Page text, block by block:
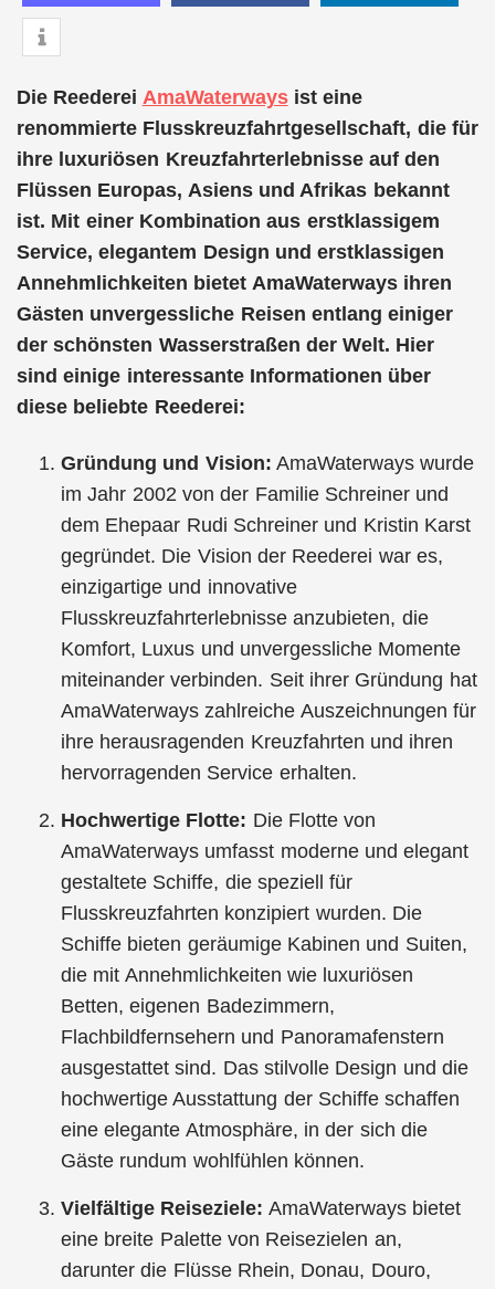
Die Reederei AmaWaterwaysist eine
renommierte Flusskreuzfahrtgesellschaft, die für
ihre luxuriösen Kreuzfahrterlebnisse auf den
Flüssen Europas, Asiens und Afrikas bekannt
ist. Mit einer Kombination aus erstklassigem
Service, elegantem Design und erstklassigen
Annehmlichkeiten bietet AmaWaterways ihren
Gästen unvergessliche Reisen entlang einiger
der schönsten Wasserstraßen der Welt. Hier
sind einige interessante Informationen über
diese beliebte Reederei:
Gründung und Vision: AmaWaterways wurde
im Jahr 2002 von der Familie Schreiner und
dem Ehepaar Rudi Schreiner und Kristin Karst
gegründet. Die Vision der Reederei war es,
einzigartige und innovative
Flusskreuzfahrterlebnisse anzubieten, die
Komfort, Luxus und unvergessliche Momente
miteinander verbinden. Seit ihrer Gründung hat
AmaWaterways zahlreiche Auszeichnungen für
ihre herausragenden Kreuzfahrten und ihren
hervorragenden Service erhalten.
Hochwertige Flotte: Die Flotte von
AmaWaterways umfasst moderne und elegant
gestaltete Schiffe, die speziell für
Flusskreuzfahrten konzipiert wurden. Die
Schiffe bieten geräumige Kabinen und Suiten,
die mit Annehmlichkeiten wie luxuriösen
Betten, eigenen Badezimmern,
Flachbildfernsehern und Panoramafenstern
ausgestattet sind. Das stilvolle Design und die
hochwertige Ausstattung der Schiffe schaffen
eine elegante Atmosphäre, in der sich die
Gäste rundum wohlfühlen können.
Vielfältige Reiseziele: AmaWaterways bietet
eine breite Palette von Reisezielen an,
darunter die Flüsse Rhein, Donau, Douro,